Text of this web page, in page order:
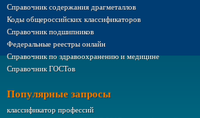
Справочник содержания драгметаллов
Коды общероссийских классификаторов
Справочник подшипников
Федеральные реестры онлайн
Справочник по здравоохранению и медицине
Справочник ГОСТов
Популярные запросы
классификатор профессий